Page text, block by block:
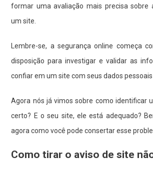
formar uma avaliação mais precisa sobre
um site.
Lembre-se, a segurança online começa
disposição para investigar e validar as
confiar em um site com seus dados pessoais
Agora nós já vimos sobre como identificar
certo? E o seu site, ele está adequado?
agora como você pode consertar esse
Como tirar o aviso de site